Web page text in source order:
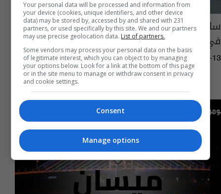
سارق منافذ الكي كارد.. القبض على "الحوت"
في بغداد
04:26 | 2026-01-13
Your personal data will be processed and information from
your device (cookies, unique identifiers, and other device
data) may be stored by, accessed by and shared with 231
partners, or used specifically by this site. We and our partners
may use precise geolocation data. List of partners.
Some vendors may process your personal data on the basis
of legitimate interest, which you can object to by managing
your options below. Look for a link at the bottom of this page
or in the site menu to manage or withdraw consent in privacy
and cookie settings.
Consent
Manage options